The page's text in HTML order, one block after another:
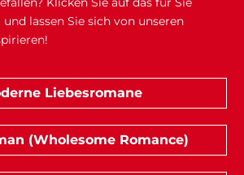
lassen Sie sich von unseren
Liebesromane
(Wholesome Romance)